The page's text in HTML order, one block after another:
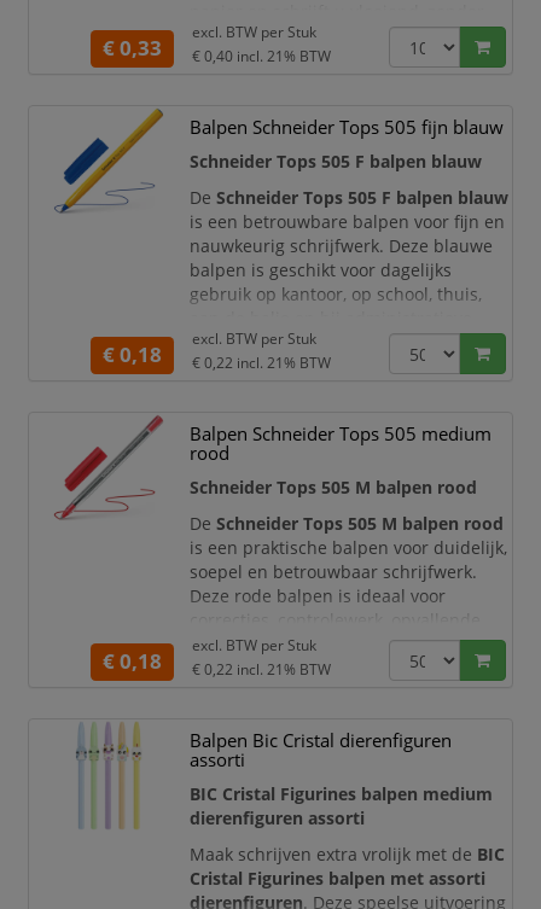
veel druk te zetten. De paarse
schrijfkleur maakt deze balpen ideaal
markeren van belangrijke informatie.
Deze Schneider Vizz ba
€ 0,33
excl. BTW per Stuk
€ 0,40 incl. 21% BTW
Balpen Schneider Tops 505 fijn blauw
Schneider Tops 505 F balpen blauw
DeSchneider Tops 505 F balpen blauw
is een betrouwbare balpen voor fijn en
nauwkeurig schrijfwerk. Deze blauwe
balpen is geschikt voor dagelijks
gebruik op kantoor, op school, thuis,
werkzaamheden. Dankzij defijne F-
puntschrijft u verzorgd en
documenten met kleinere invulvelden.
De Schneider Tops 5
€ 0,18
excl. BTW per Stuk
€ 0,22 incl. 21% BTW
Balpen Schneider Tops 505 medium
rood
Schneider Tops 505 M balpen rood
DeSchneider Tops 505 M balpen rood
is een praktische balpen voor duidelijk,
soepel en betrouwbaar schrijfwerk.
Deze rode balpen is ideaal voor
aantekeningen, markeringen en
kleurcodering. Dankzij de
medium M-
gebruik op kantoor, op school, thuis,
aan de balie en bij administratieve
werkzaamheden.
€ 0,18
excl. BTW per Stuk
€ 0,22 incl. 21% BTW
Balpen Bic Cristal dierenfiguren
assorti
BIC Cristal Figurines balpen medium
dierenfiguren assorti
Maak schrijven extra vrolijk met de BIC
Cristal Figurines balpen met assorti
dierenfiguren. Deze speelse uitvoering